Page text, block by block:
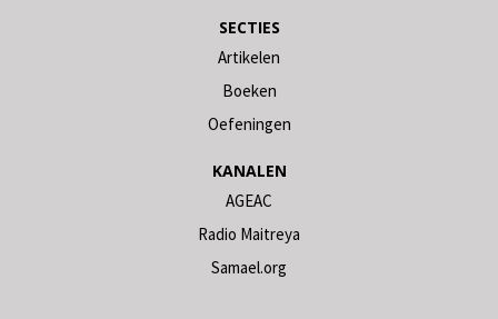
SECTIES
Artikelen
Boeken
Oefeningen
KANALEN
AGEAC
Radio Maitreya
Samael.org